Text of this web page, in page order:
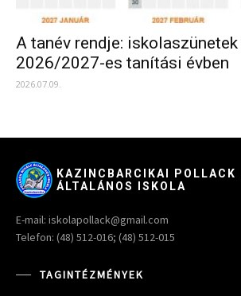
A tanév rendje: iskolaszünetek
2026/2027-es tanítási évben
2026.07.09.
KAZINCBARCIKAI POLLACK
ÁLTALÁNOS ISKOLA
E-mail: iskolapollack@gmail.com
Telefon: (48) 512-016; (48) 512-015
TAGINTÉZMÉNYEK